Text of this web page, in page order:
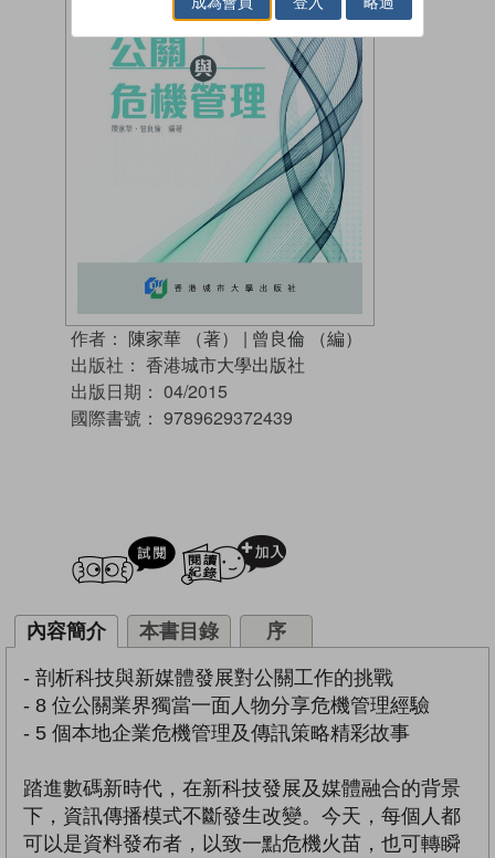
作者： 陳家華 （著） | 曾良倫 （編）
出版社： 香港城市大學出版社
出版日期： 04/2015
國際書號： 9789629372439
試閲
內容簡介 本書目錄 序
- 剖析科技與新媒體發展對公關工作的挑戰
- 8 位公關業界獨當一面人物分享危機管理經驗
- 5 個本地企業危機管理及傳訊策略精彩故事
踏進數碼新時代，在新科技發展及媒體融合的背景
下，資訊傳播模式不斷發生改變。今天，每個人都
可以是資料發布者，以致一點危機火苗，也可轉瞬